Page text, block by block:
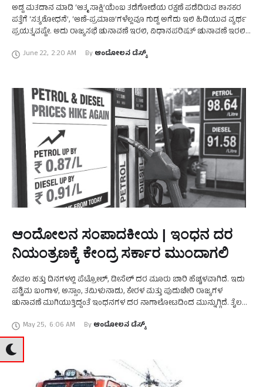
ಅಡ್ಡ ಮತದಾನ ಮಾಡಿ ‘ಆತ್ಮ ಸಾಕ್ಷಿ’ಯೆಂಬ ತಡೆಗೋಡೆಯ ರಕ್ಷಣೆ ಪಡೆದಿರುವ ಶಾಸಕರ
ಪತ್ತೆಗೆ ‘ಸತ್ಯಶೋಧನೆ’, ‘ಆಣೆ-ಪ್ರಮಾಣ’ಗಳೆಲ್ಲವೂ ಗುಡ್ಡ ಅಗೆದು ಇಲಿ ಹಿಡಿಯುವ ವ್ಯರ್ಥ
ಪ್ರಯತ್ನವಷ್ಟೇ. ಅದು ರಾಜ್ಯಸಭೆ ಚುನಾವಣೆ ಇರಲಿ, ವಿಧಾನಪರಿಷತ್ ಚುನಾವಣೆ ಇರಲಿ
June 22, 2:20 AM By ಆಂದೋಲನ ಡೆಸ್ಕ್
ಆಂದೋಲನ ಸಂಪಾದಕೀಯ | ಇಂಧನ ದರ
ನಿಯಂತ್ರಣಕ್ಕೆ ಕೇಂದ್ರ ಸರ್ಕಾರ ಮುಂದಾಗಲಿ
ಕೇವಲ ಹತ್ತು ದಿನಗಳಲ್ಲಿ ಪೆಟ್ರೋಲ್, ಡೀಸೆಲ್ ದರ ಮೂರು ಬಾರಿ ಹೆಚ್ಚಳವಾಗಿದೆ. ಇದು
ಪಶ್ಚಿಮ ಬಂಗಾಳ, ಅಸ್ಸಾಂ, ತಮಿಳುನಾಡು, ಕೇರಳ ಮತ್ತು ಪುದುಚೇರಿ ರಾಜ್ಯಗಳ
ಚುನಾವಣೆ ಮುಗಿಯುತ್ತಿದ್ದಂತೆ ಇಂಧನಗಳ ದರ ನಾಗಾಲೋಟದಿಂದ ಮುನ್ನುಗ್ಗಿದೆ. ತೈಲ
May 25, 6:06 AM By ಆಂದೋಲನ ಡೆಸ್ಕ್